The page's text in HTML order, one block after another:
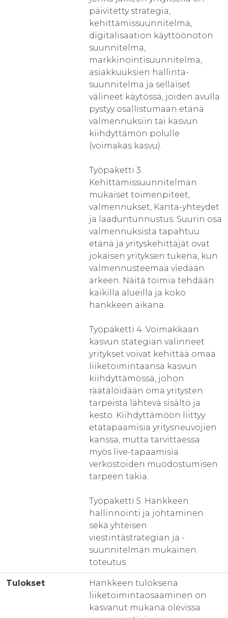
päivitetty strategia,
kehittämissuunnitelma,
digitalisaation käyttöönoton
suunnitelma,
markkinointisuunnitelma,
asiakkuuksien hallinta-
suunnitelma ja sellaiset
välineet käytössä, joiden avulla
pystyy osallistumaan etänä
valmennuksiin tai kasvun
kiihdyttämön polulle
(voimakas kasvu).
Työpaketti 3.
Kehittämissuunnitelman
mukaiset toimenpiteet,
valmennukset, Kanta-yhteydet
ja laaduntunnustus. Suurin osa
valmennuksista tapahtuu
etänä ja yrityskehittäjät ovat
jokaisen yrityksen tukena, kun
valmennusteemaa viedään
arkeen. Näitä toimia tehdään
kaikilla alueilla ja koko
hankkeen aikana.
Työpaketti 4. Voimakkaan
kasvun stategian valinneet
yritykset voivat kehittää omaa
liiketoimintaansa kasvun
kiihdyttämössä, johon
räätälöidään oma yritysten
tarpeista lähtevä sisältö ja
kesto. Kiihdyttämöön liittyy
etätapaamisia yritysneuvojien
kanssa, mutta tarvittaessa
myös live-tapaamisia
verkostoiden muodostumisen
tarpeen takia.
Työpaketti 5. Hankkeen
hallinnointi ja johtaminen
sekä yhteisen
viestintästrategian ja -
suunnitelman mukainen
toteutus
Tulokset
Hankkeen tuloksena
liiketoimintaosaaminen on
kasvanut mukana olevissa